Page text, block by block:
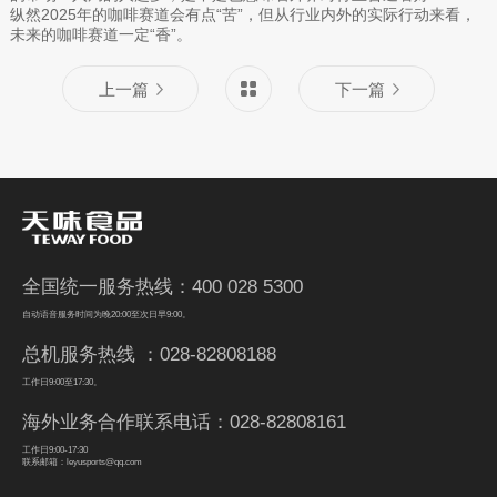
纵然2025年的咖啡赛道会有点“苦”，但从行业内外的实际行动来看，
未来的咖啡赛道一定“香”。
上一篇 下一篇
全国统一服务热线：400 028 5300
自动语音服务时间为晚20:00至次日早9:00。
总机服务热线 ：028-82808188
工作日9:00至17:30。
海外业务合作联系电话：028-82808161
工作日9:00-17:30
联系邮箱：leyusports@qq.com